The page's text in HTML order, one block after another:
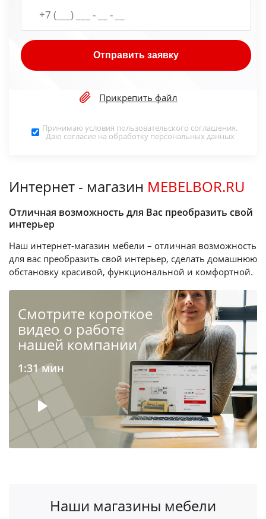
Отправить заявку
Прикрепить файл
Принимаю условия пользовательского соглашения.
Даю согласие на обработку персональных данных
Интернет - магазин MEBELBOR.RU
Отличная возможность для Вас преобразить свой
интерьер
Наш интернет-магазин мебели – отличная возможность
для вас преобразить свой интерьер, сделать домашнюю
обстановку красивой, функциональной и комфортной.
Cмотрите короткое
видео о работе
нашей компании
1:31 мин
Наши магазины мебели